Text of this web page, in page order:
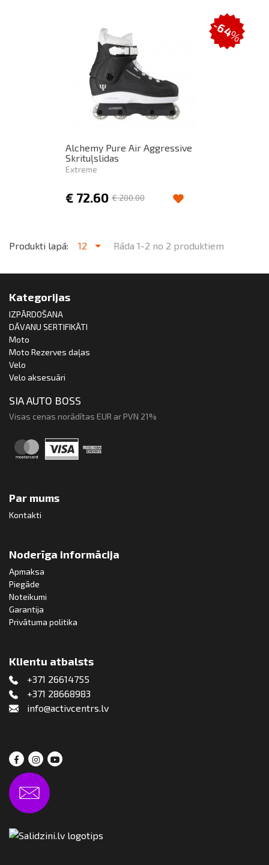
Alchemy Pure Air Aggressive
Skrituļslidas
Extreme
€ 72.60 €200.00
-64%
Produkti lapā: 12 Rāda 1-2 no 2 produktiem
Kategorijas
IZPĀRDOŠANA
DĀVANU SERTIFIKĀTI
Moto
Moto Rezerves daļas
Velo
Velo aksesuāri
SIA AUTO BOSS
Visas cenas norādītas EUR ar PVN 21%
Par mums
Kontakti
Noderīga informācija
Apmaksa
Piegāde
Noteikumi
Garantija
Privātuma politika
Klientu atbalsts
+371 26614755
+371 28668983
info@activcentrs.lv